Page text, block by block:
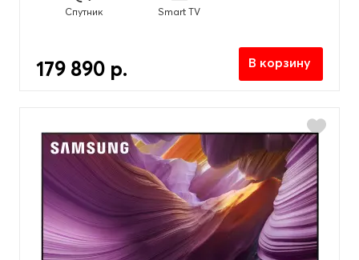
Спутник Smart TV
179 890 р. В корзину